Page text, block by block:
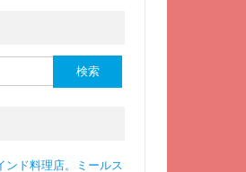
ンド料理店。ミールス